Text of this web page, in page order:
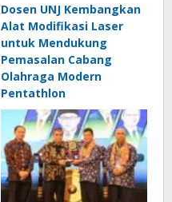
Dosen UNJ Kembangkan
Alat Modifikasi Laser
untuk Mendukung
Pemasalan Cabang
Olahraga Modern
Pentathlon